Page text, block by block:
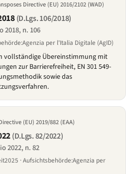
Directive (EU) 2016/2102 (WAD)
(D.Lgs. 106/2018)
2018, n. 106
per l'Italia Digitale (AgID)
vollständige Übereinstimmung mit
zur Barrierefreiheit, EN 301 549-
sowie das
(EU) 2019/882 (EAA)
(D.Lgs. 82/2022)
2022, n. 82
· Aufsichtsbehörde:Agenzia per